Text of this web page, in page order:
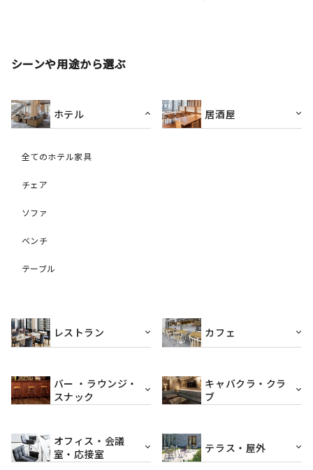
シーンや用途から選ぶ
ホテル
全てのホテル家具
チェア
ソファ
ベンチ
テーブル
居酒屋
レストラン カフェ
バー ・ラウンジ・
スナック
キャバクラ・クラ
ブ
オフィス・会議
室・応接室
テラス・屋外